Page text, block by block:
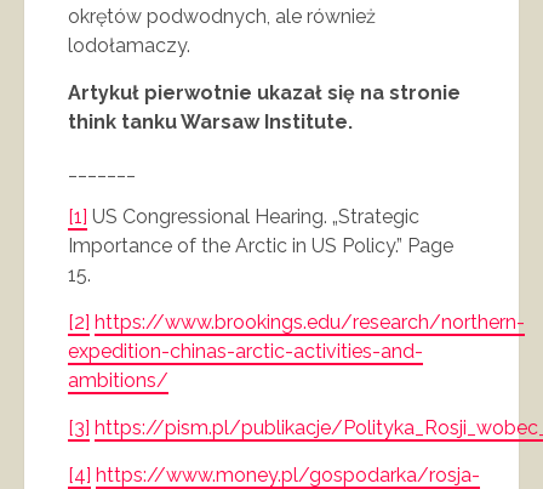
okrętów podwodnych, ale również
lodołamaczy.
Artykuł pierwotnie ukazał się na stronie
think tanku Warsaw Institute.
[1] US Congressional Hearing. „Strategic
Importance of the Arctic in US Policy.” Page
15.
[2] https://www.brookings.edu/research/northern-
expedition-chinas-arctic-activities-and-
ambitions/
[3] https://pism.pl/publikacje/
[4] https://www.money.pl/gospodarka/rosja-